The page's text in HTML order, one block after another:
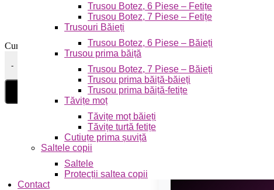
Trusou Botez, 6 Piese – Fetițe
Trusou Botez, 7 Piese – Fetițe
Trusouri Băieți
Trusou Botez, 6 Piese – Băieți
Trusou prima băiță
Trusou Botez, 7 Piese – Băieți
Trusou prima băiță-băieți
Trusou prima băiță-fetițe
Tăvițe moț
Tăvițe moț băieți
Tăvițe turtă fetițe
Cutiuțe prima șuviță
Saltele copii
Saltele
Protecții saltea copii
Contact
Cumpără acest produs acum și primești6Puncte, pe care le poți folosi
-
Cantitate Lenjerie de Pat Dublu, Cearceaf cu Elastic Țesătură tip